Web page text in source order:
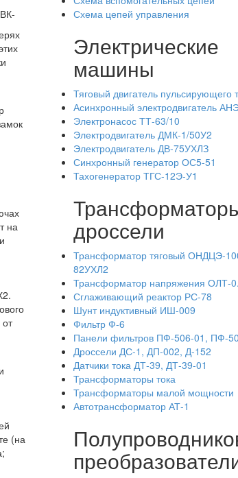
на
(на
Схема цепей управления
Электрические
машины
Тяговый двигатель пульсирующего
Асинхронный электродвигатель
Электронасос ТТ-63/10
Электродвигатель ДМК-1/50У2
Электродвигатель ДВ-75УХЛЗ
Синхронный генератор ОС5-51
Тахогенератор ТГС-12Э-У1
дроссели
Трансформатор тяговый ОНДЦЭ-
82УХЛ2
Трансформатор напряжения ОЛТ-
Сглаживающий реактор РС-78
Шунт индуктивный ИШ-009
Фильтр Ф-6
Панели фильтров ПФ-506-01, ПФ-
Дроссели ДС-1, ДП-002, Д-152
Датчики тока ДТ-39, ДТ-39-01
Трансформаторы тока
Трансформаторы малой мощности
Автотрансформатор АТ-1